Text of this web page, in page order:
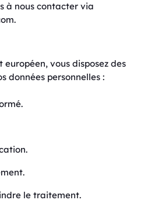
à nous contacter via
européen, vous disposez des
données personnelles :
le traitement.